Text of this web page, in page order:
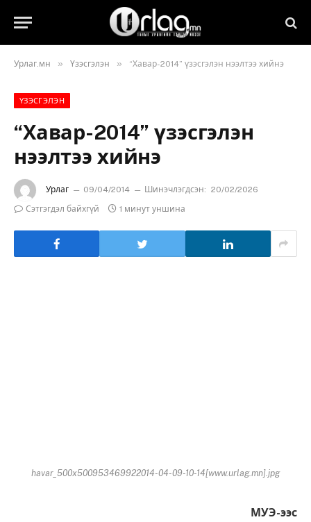
Урлаг.мн » Үзэсгэлэн » “Хавар-2014” үзэсгэлэн нээлтээ хийнэ
ҮЗЭСГЭЛЭН
“Хавар-2014” үзэсгэлэн
нээлтээ хийнэ
Урлаг 09/04/2014 Шинэчлэгдсэн: 20/02/2026
Сэтгэгдэл байхгүй
1 минут уншина
havar_500x500953469922014-04-09-10-14[www.urlag.mn].jpg
МУЭ-ээс